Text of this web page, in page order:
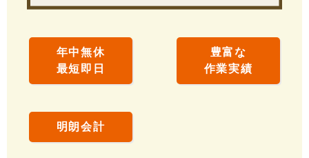
年中無休
最短即日
豊富な
作業実績
明朗会計